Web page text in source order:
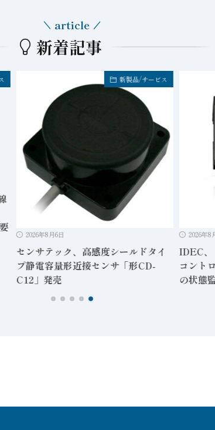
新着記事
article
新製品/サービス
2026年8月6日
センサテック、高感度シールドタイ
プ静電容量形近接センサ「形CD-
C12」発売
2026年8月6日
IDEC、「安
コントロー
の状態監視